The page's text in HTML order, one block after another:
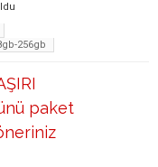
256gb
paket